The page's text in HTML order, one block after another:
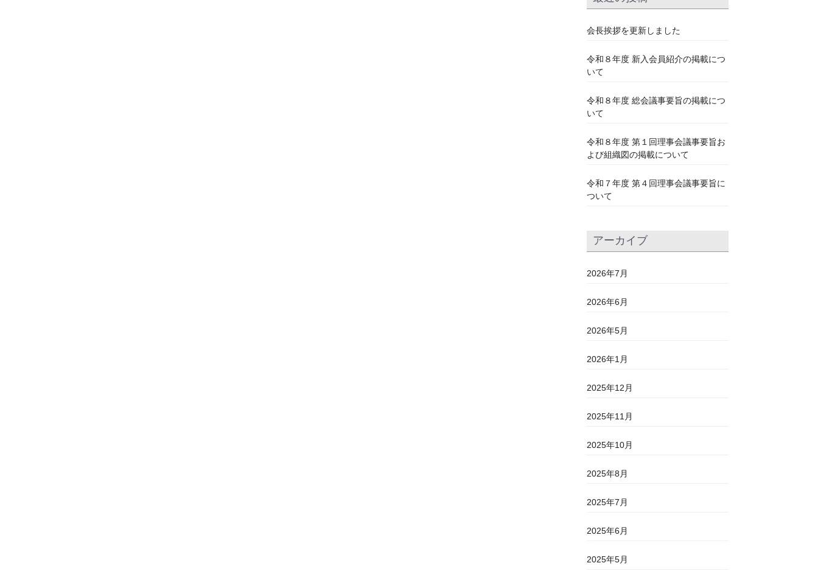
会長挨拶を更新しました
令和８年度 新入会員紹介の掲載につ
いて
令和８年度 総会議事要旨の掲載につ
いて
令和８年度 第１回理事会議事要旨お
よび組織図の掲載について
令和７年度 第４回理事会議事要旨に
ついて
アーカイブ
2026年7月
2026年6月
2026年5月
2026年1月
2025年12月
2025年11月
2025年10月
2025年8月
2025年7月
2025年6月
2025年5月